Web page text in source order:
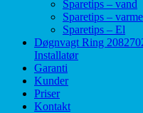
Sparetips – vand
Sparetips – varme
Sparetips – El
Døgnvagt Ring
Installatør
Garanti
Kunder
Priser
Kontakt